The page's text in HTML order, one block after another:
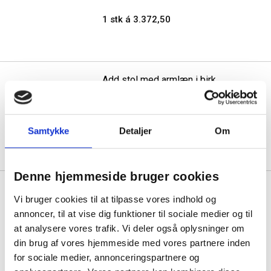
Samtykke Detaljer Om
Denne hjemmeside bruger cookies
Vi bruger cookies til at tilpasse vores indhold og
annoncer, til at vise dig funktioner til sociale medier og til
at analysere vores trafik. Vi deler også oplysninger om
din brug af vores hjemmeside med vores partnere inden
for sociale medier, annonceringspartnere og
1 stk á 3.372,50
Add stol med armlæn i birk
1 stk á 2.083,75
laminat med sort stel
1 stk á 2.083,75